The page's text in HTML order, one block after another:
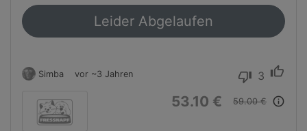
Leider Abgelaufen
Simba vor ~3 Jahren thumb_down 3 thumb_up
53.10 € 59.00 € info_outline